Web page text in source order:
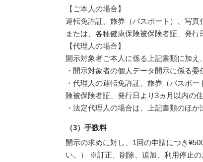
【ご本人の場合】
運転免許証、旅券（パスポート）、写真
または、各種健康保険被保険者証、発
【代理人の場合】
開示対象者ご本人に係る上記書類に加え
・開示対象者の個人データ開示に係る
・代理人の運転免許証、旅券（パスポ
険被保険者証、発行日より3ヵ月以内の
・法定代理人の場合は、上記書類のほ
（3）手数料
開示の求めに対し、1回の申請につき
い。） ※訂正、削除、追加、利用停止の